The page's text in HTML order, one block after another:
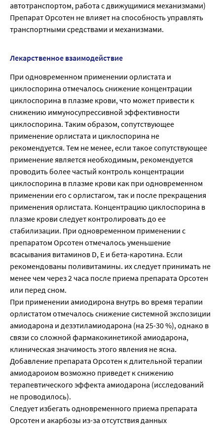
автотранспортом, работа с движущимися механизмами)
Препарат Орсотен не влияет на способность управлять
транспортными средствами и механизмами.
Лекарственное взаимодействие
При одновременном применении орлистата и
циклоспорина отмечалось снижение концентрации
циклоспорина в плазме крови, что может привести к
снижению иммуносупрессивной эффективности
циклоспорина. Таким образом, сопутствующее
применение орлистата и циклоспорина не
рекомендуется. Тем не менее, если такое сопутствующее
применение является необходимым, рекомендуется
проводить более частый контроль концентрации
циклоспорина в плазме крови как при одновременном
применении его с орлистагом, так и после прекращения
применения орлистата. Концентрацию циклоспорина в
плазме крови следует контролировать до ее
стабилизации. При одновременном применении с
препаратом Орсотен отмечалось уменьшение
всасывания витаминов D, Е и бета-каротина. Если
рекомендованы поливитамины. их следует принимать не
менее чем через 2 часа после приема препарата Орсотен
или перед сном.
При применении амиодирона внутрь во время терапии
орлистатом отмечалось снижение системной экспозиции
амиодарона и дезэтиламиодарона (на 25-30 %), однако в
связи со сложной фармакокинетикой амиодарона,
клиническая значимость этого явления не ясна.
Добавление препарата Орсотен к длительной терапии
амиодароиом возможно приведет к снижению
терапевтического эффекта амиодарона (исследований
не проводилось).
Следует избегать одновременного приема препарата
Орсотен и акарбозы из-за отсутствия данных